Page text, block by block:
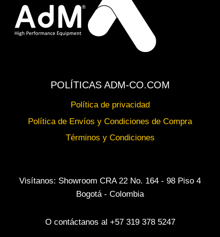
POLÍTICAS ADM-CO.COM
Política de privacidad
Política de Envíos y Condiciones de Compra
Términos y Condiciones
Visítanos: Showroom CRA 22 No. 164 - 98 Piso 4
Bogotá - Colombia
O contáctanos al +57 319 378 5247